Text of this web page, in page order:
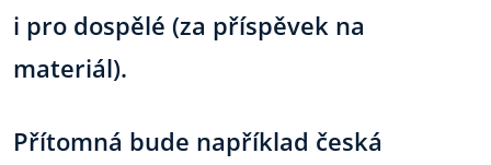
i pro dospělé (za příspěvek na
materiál).
Přítomná bude například česká